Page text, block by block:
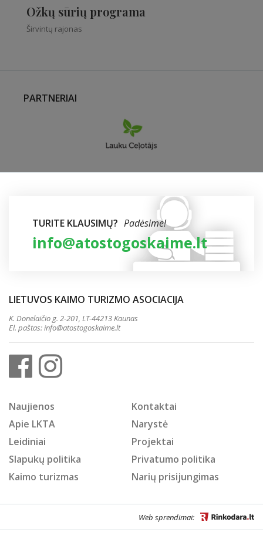
Ožkų sūrių programa
Širvintų rajonas
PARTNERIAI
TURITE KLAUSIMŲ? Padėsime!
info@atostogoskaime.lt
LIETUVOS KAIMO TURIZMO ASOCIACIJA
K. Donelaičio g. 2-201, LT-44213 Kaunas
El. paštas:info@atostogoskaime.lt
Naujienos
Kontaktai
Apie LKTA
Narystė
Leidiniai
Projektai
Slapukų politika
Privatumo politika
Kaimo turizmas
Narių prisijungimas
Web sprendimai: